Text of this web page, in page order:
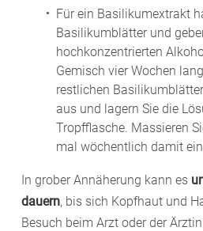
Für ein Basilikumextrakt
Basilikumblätter und
hochkonzentrierten
Gemisch vier Wochen
restlichen
aus und lagern Sie die
Tropfflasche. Massieren
mal wöchentlich damit
In grober Annäherung kann es
dauern, bis sich Kopfhaut und
Besuch beim Arzt oder der